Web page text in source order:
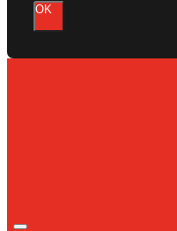
OK